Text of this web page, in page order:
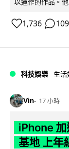
1,736 109
科技娛樂 生活
Vin 17 小時
iPhone
基地 上年